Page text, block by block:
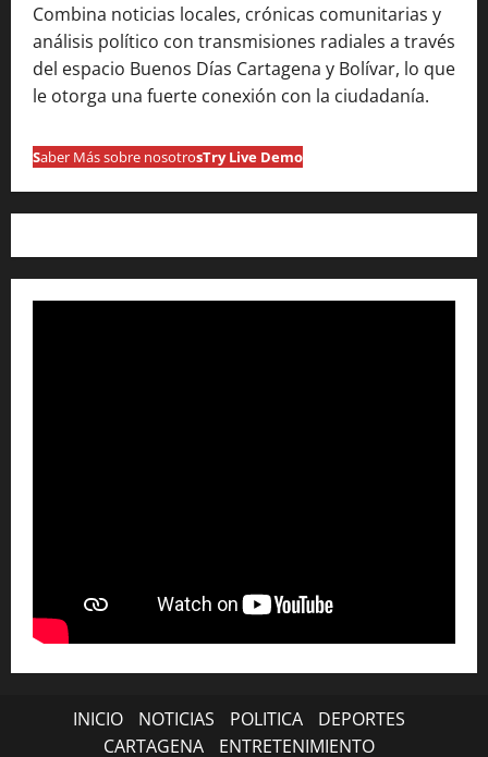
Combina noticias locales, crónicas comunitarias y
análisis político con transmisiones radiales a través
del espacio Buenos Días Cartagena y Bolívar, lo que
le otorga una fuerte conexión con la ciudadanía.
Saber Más sobre nosotrosTry Live Demo
INICIO NOTICIAS POLITICA
DEPORTES
CARTAGENA
ENTRETENIMIENTO